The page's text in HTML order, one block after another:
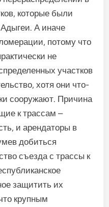
которые были
А иначе
потому что
не
участков
хотя они что-
сооружают. Причина
к трассам –
и арендаторы в
добиться
съезда с трассы к
защитить их
крупным